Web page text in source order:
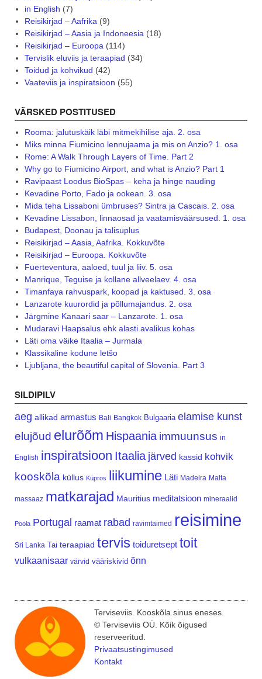
in English (7)
Reisikirjad – Aafrika(9)
Reisikirjad – Aasia ja Indoneesia(18)
Reisikirjad – Euroopa(114)
Tervislik eluviis ja teraapiad (34)
Toidud ja kohvikud (42)
Vaateviis ja inspiratsioon (55)
VÄRSKED POSTITUSED
Rooma: jalutuskäik läbi mitmekihilise aja. 2. osa
Miks minna Fiumicino lennujaama ja mis on Anzio? 1. osa
Rome: A Walk Through Layers of Time. Part 2
Why go to Fiumicino Airport, and what is Anzio? Part 1
Ravipaast Loodus BioSpas – keha ja hinge nauding
Kevadine Porto, Fado ja ookean. 3. osa
Mida teha Lissaboni ümbruses? Sintra ja Cascais. 2. osa
Kevadine Lissabon, linnaosad ja vaatamisväärsused. 1. osa
Budapest, Doonau ja talisuplus
Reisikirjad – Aasia, Aafrika. Kokkuvõte
Reisikirjad – Euroopa. Kokkuvõte
Fuerteventura, aaloed, tuul ja liiv. 5. osa
Manrique, Teguise ja kollane allveelaev. 4. osa
Timanfaya rahvuspark, koopad ja kaktused. 3. osa
Lanzarote kuurordid ja põllumajandus. 2. osa
Järgmine Kanaari saar – Lanzarote. 1. osa
Mudaravi Haapsalus ehk alasti avalikus kohas
Läti oma väike Itaalia – Jurmala
Klassikaline kodune letšo
Ljubljana, the beautiful capital of Slovenia. Part 3
SILDIPILV
aeg allikad armastus Bali Bangkok Bulgaaria elamise kunst
elujõud elurõõm Hispaania immuunsus in
English inspiratsioon Itaalia järved kassid kohvik
kooskõla küllus Küpros liikumine Läti Madeira Malta
massaaz matkarajad Mauritius meditatsioon mineraalid
Poola Portugal raamat rabad ravimtaimed reisimine
Sri Lanka Tai teraapiad tervis toiduretsept toit
vulkaanisaar värvid vääriskivid õnn
Terviseviis. Kooskõla sinus eneses.
© Terviseviis OÜ. Kõik õigused
reserveeritud.
Privaatsustingimused
Kontakt